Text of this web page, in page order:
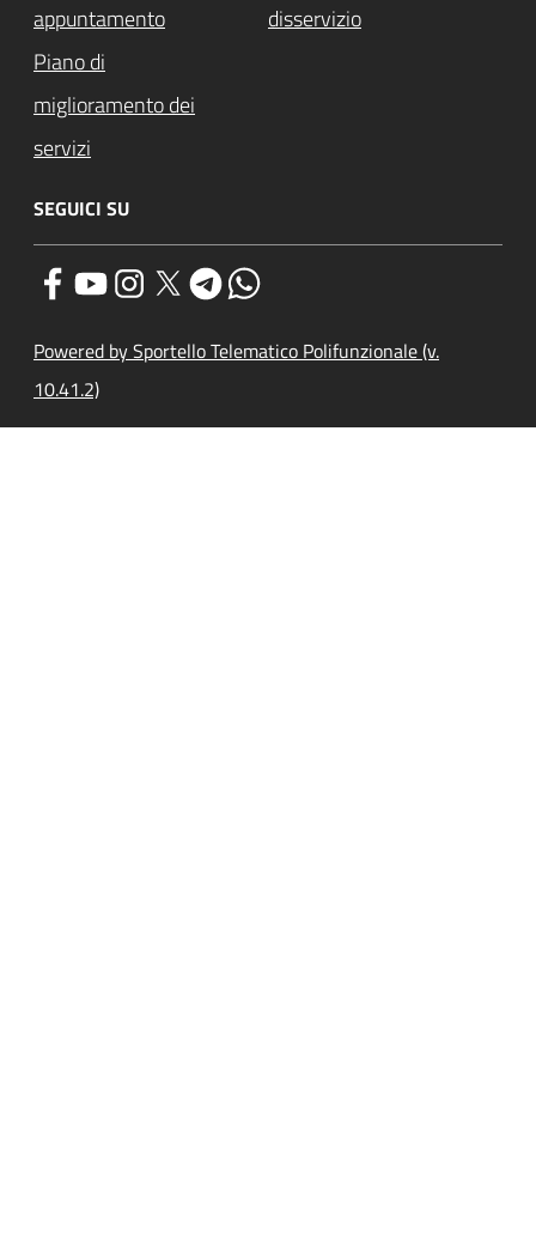
appuntamento
disservizio
Piano di
miglioramento dei
servizi
SEGUICI SU
Powered by Sportello Telematico Polifunzionale (v.
10.41.2)